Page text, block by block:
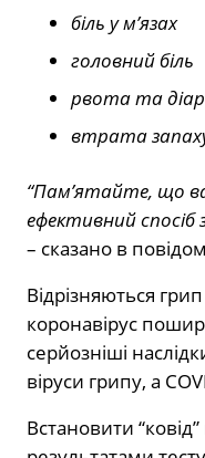
біль у м’язах
головний біль
рвота та
втрата
“Пам’ятайте, що
ефективний спосіб
– сказано в
Відрізняються
коронавірус
серйозніші
віруси грипу, а
Встановити